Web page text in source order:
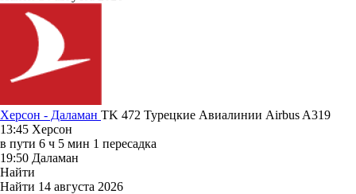
Херсон - Даламан TK 472 Турецкие Авиалинии Airbus A319
13:45 Херсон
в пути 6 ч 5 мин 1 пересадка
19:50 Даламан
Найти
Найти 14 августа 2026